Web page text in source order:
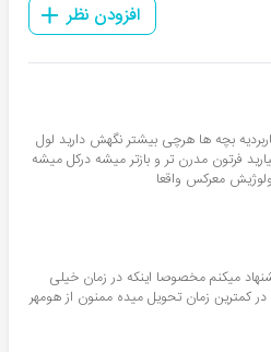
افزودن نظر
بچه ها هرچی بیشتر نگهش دارید لول
فرتون مدرن تر و بازتر میشه درکل میشه
معرکس واقعا
میکنم مخصوصا اینکه در زمان خیلی
کمترین زمان تحویل میده ممنون از هومهر